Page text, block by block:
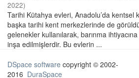
2022)
Tarihi Kütahya evleri, Anadolu’da kentsel
başka tarihi kent merkezlerinde de
gelenekler kullanılarak, barınma
inşa edilmişlerdir. Bu evlerin ...
DSpace software copyright © 2002-
2016 DuraSpace